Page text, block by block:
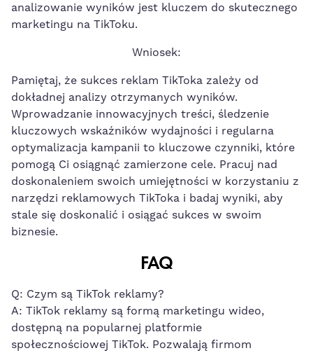
analizowanie wyników jest kluczem do skutecznego
marketingu‍ na TikToku.
Wniosek:
Pamiętaj, że sukces reklam TikToka zależy od
dokładnej analizy otrzymanych wyników.
Wprowadzanie innowacyjnych treści, śledzenie⁣
kluczowych wskaźników wydajności i regularna
optymalizacja kampanii to kluczowe czynniki, które
pomogą Ci osiągnąć zamierzone cele. Pracuj nad
doskonaleniem‍ swoich umiejętności w korzystaniu z
narzędzi reklamowych TikToka​ i badaj ‍wyniki, aby
stale się ‌doskonalić i osiągać sukces⁢ w swoim
biznesie.
FAQ
Q: Czym są TikTok reklamy?
A: TikTok reklamy ⁤są formą ⁣marketingu ⁢wideo,
dostępną na popularnej platformie
społecznościowej TikTok. Pozwalają firmom